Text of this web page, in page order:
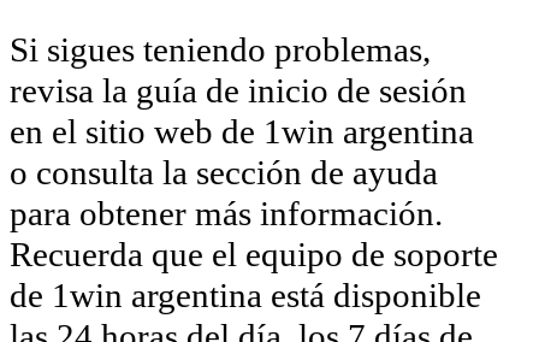
Si sigues teniendo problemas,
revisa la guía de inicio de sesión
en el sitio web de 1win argentina
o consulta la sección de ayuda
para obtener más información.
Recuerda que el equipo de soporte
de 1win argentina está disponible